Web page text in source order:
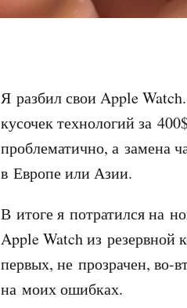
Я разбил свои Apple
кусочек технологий за
проблематично, а замена
в Европе или Азии.
В итоге я потратился на
Apple Watch из резервной
первых, не прозрачен, во-
на моих ошибках.